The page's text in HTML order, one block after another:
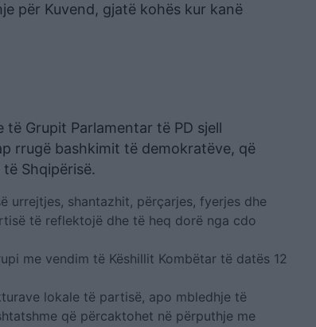
për Kuvend, gjatë kohës kur kanë
Grupit Parlamentar të PD sjell
rrugë bashkimit të demokratëve, që
Shqipërisë.
urrejtjes, shantazhit, përçarjes, fyerjes dhe
të reflektojë dhe të heq dorë nga cdo
me vendim të Këshillit Kombëtar të datës 12
lokale të partisë, apo mbledhje të
që përcaktohet në përputhje me